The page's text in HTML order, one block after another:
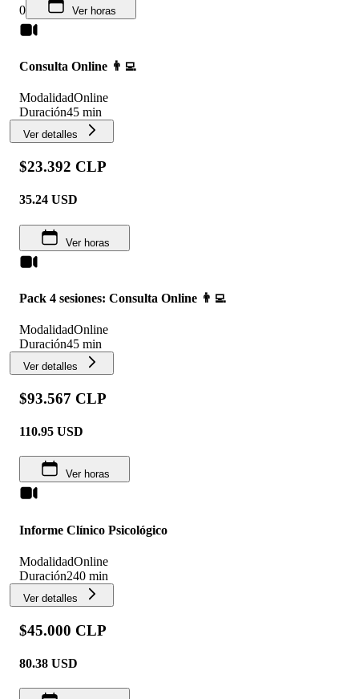
0 Ver horas
Consulta Online 👨‍💻
ModalidadOnline
Duración45 min
Ver detalles
$23.392 CLP
35.24 USD
Ver horas
Pack 4 sesiones: Consulta Online 👨‍💻
ModalidadOnline
Duración45 min
Ver detalles
$93.567 CLP
110.95 USD
Ver horas
Informe Clínico Psicológico
ModalidadOnline
Duración240 min
Ver detalles
$45.000 CLP
80.38 USD